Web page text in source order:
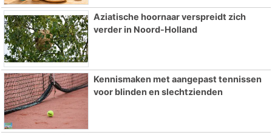
Aziatische hoornaar verspreidt zich
verder in Noord-Holland
Kennismaken met aangepast tennissen
voor blinden en slechtzienden